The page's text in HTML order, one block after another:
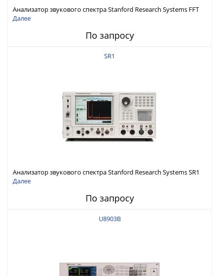
Анализатор звукового спектра Stanford Research Systems FFT
SR770
Далее
По запросу
SR1
Анализатор звукового спектра Stanford Research Systems SR1
Далее
По запросу
U8903B